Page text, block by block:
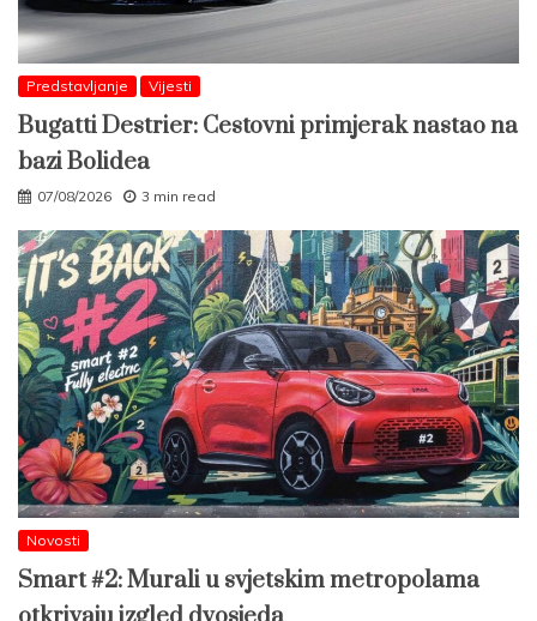
Predstavljanje Vijesti
Bugatti Destrier: Cestovni primjerak nastao na
bazi Bolidea
07/08/2026 3 min read
Novosti
Smart #2: Murali u svjetskim metropolama